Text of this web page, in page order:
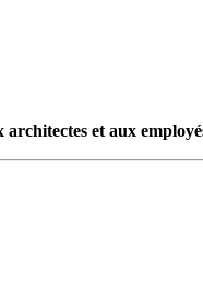
et aux